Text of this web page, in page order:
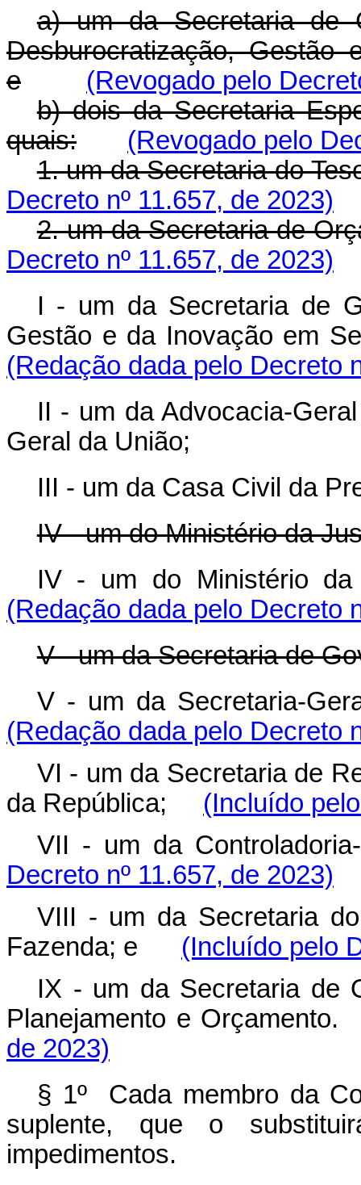
a) um da Secretaria de
Desburocratização,
e
(Revogado pelo
b) dois da Secretaria
quais:
(Revogado pelo
1. um da Secretaria do
Decreto nº 11.657, de 2023)
2. um da Secretaria de
Decreto nº 11.657, de 2023)
I - um da Secretaria de
Gestão e da Inovação em
(Redação dada pelo Decreto
II - um da Advocacia-
Geral da União;
III - um da Casa Civil da
IV - um do Ministério da
IV - um do Ministério
(Redação dada pelo Decreto
V - um da Secretaria de
V - um da Secretaria-
(Redação dada pelo Decreto
VI - um da Secretaria de
da República; (Incluído
VII - um da
Decreto nº 11.657, de 2023)
VIII - um da Secretaria
Fazenda; e (Incluído pelo
IX - um da Secretaria de
Planejamento e
de 2023)
§ 1º Cada membro da
suplente, que o
impedimentos.